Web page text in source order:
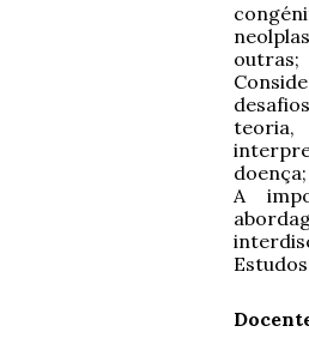
outras;
doença;
A